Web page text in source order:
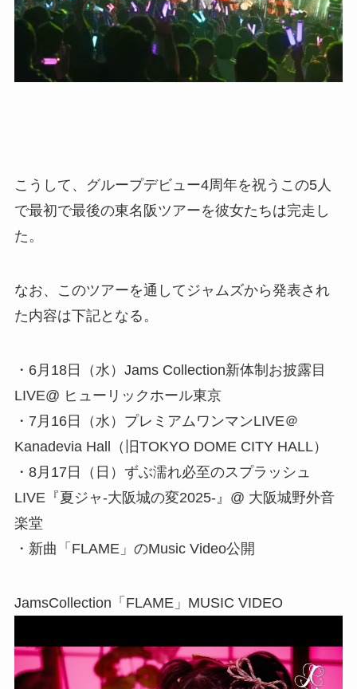
こうして、グループデビュー4周年を祝うこの5人
で最初で最後の東名阪ツアーを彼女たちは完走し
た。
なお、このツアーを通してジャムズから発表され
た内容は下記となる。
・6月18日（水）Jams Collection新体制お披露目
LIVE@ ヒューリックホール東京
・7月16日（水）プレミアムワンマンLIVE＠
Kanadevia Hall（旧TOKYO DOME CITY HALL）
・8月17日（日）ずぶ濡れ必至のスプラッシュ
LIVE『夏ジャ-大阪城の変2025-』@ 大阪城野外音
楽堂
・新曲「FLAME」のMusic Video公開
JamsCollection「FLAME」MUSIC VIDEO